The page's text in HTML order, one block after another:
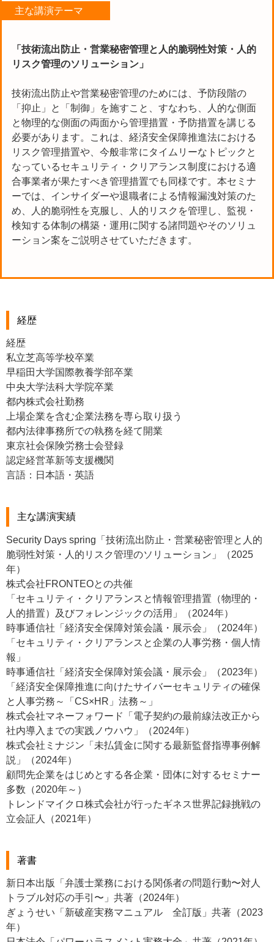
主な講演テーマ
「技術流出防止・営業秘密管理と人的脆弱性対策・人的
リスク管理のソリューション」
技術流出防止や営業秘密管理のためには、予防段階の
「抑止」と「制御」を施すこと、すなわち、人的な側面
と物理的な側面の両面から管理措置・予防措置を講じる
必要があります。これは、経済安全保障推進法における
リスク管理措置や、今般非常にタイムリーなトピックと
なっているセキュリティ・クリアランス制度における適
合事業者が果たすべき管理措置でも同様です。本セミナ
ーでは、インサイダーや退職者による情報漏洩対策のた
め、人的脆弱性を克服し、人的リスクを管理し、監視・
検知する体制の構築・運用に関する諸問題やそのソリュ
ーション案をご説明させていただきます。
経歴
経歴
私立芝高等学校卒業
早稲田大学国際教養学部卒業
中央大学法科大学院卒業
都内株式会社勤務
上場企業を含む企業法務を専ら取り扱う
都内法律事務所での執務を経て開業
東京社会保険労務士会登録
認定経営革新等支援機関
言語：日本語・英語
主な講演実績
Security Days spring「技術流出防止・営業秘密管理と人的
脆弱性対策・人的リスク管理のソリューション」（2025
年）
株式会社FRONTEOとの共催
「セキュリティ・クリアランスと情報管理措置（物理的・
人的措置）及びフォレンジックの活用」（2024年）
時事通信社「経済安全保障対策会議・展示会」（2024年）
「セキュリティ・クリアランスと企業の人事労務・個人情
報」
時事通信社「経済安全保障対策会議・展示会」（2023年）
「経済安全保障推進に向けたサイバーセキュリティの確保
と人事労務～「CS×HR」法務～」
株式会社マネーフォワード「電子契約の最前線法改正から
社内導入までの実践ノウハウ」（2024年）
株式会社ミナジン「未払賃金に関する最新監督指導事例解
説」（2024年）
顧問先企業をはじめとする各企業・団体に対するセミナー
多数（2020年～）
トレンドマイクロ株式会社が行ったギネス世界記録挑戦の
立会証人（2021年）
著書
新日本出版「弁護士業務における関係者の問題行動〜対人
トラブル対応の手引〜」共著（2024年）
ぎょうせい「新破産実務マニュアル 全訂版」共著（2023
年）